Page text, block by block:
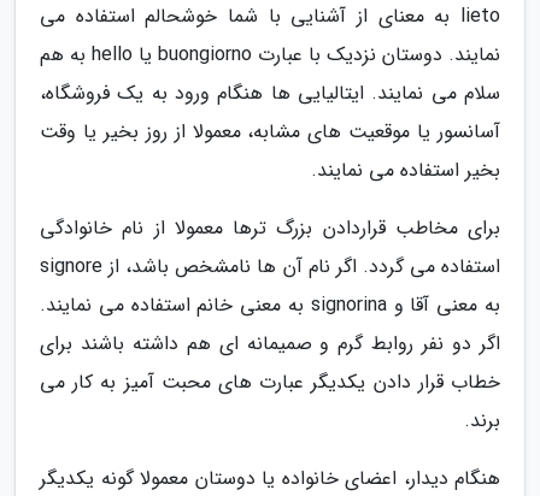
lieto به معنای از آشنایی با شما خوشحالم استفاده می
نمایند. دوستان نزدیک با عبارت buongiorno یا hello به هم
سلام می نمایند. ایتالیایی ها هنگام ورود به یک فروشگاه،
آسانسور یا موقعیت های مشابه، معمولا از روز بخیر یا وقت
بخیر استفاده می نمایند.
برای مخاطب قراردادن بزرگ ترها معمولا از نام خانوادگی
استفاده می گردد. اگر نام آن ها نامشخص باشد، از signore
به معنی آقا و signorina به معنی خانم استفاده می نمایند.
اگر دو نفر روابط گرم و صمیمانه ای هم داشته باشند برای
خطاب قرار دادن یکدیگر عبارت های محبت آمیز به کار می
برند.
هنگام دیدار، اعضای خانواده یا دوستان معمولا گونه یکدیگر